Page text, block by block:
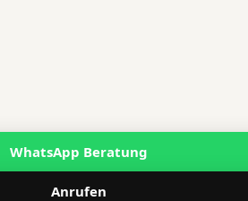
WhatsApp Beratung
Anrufen